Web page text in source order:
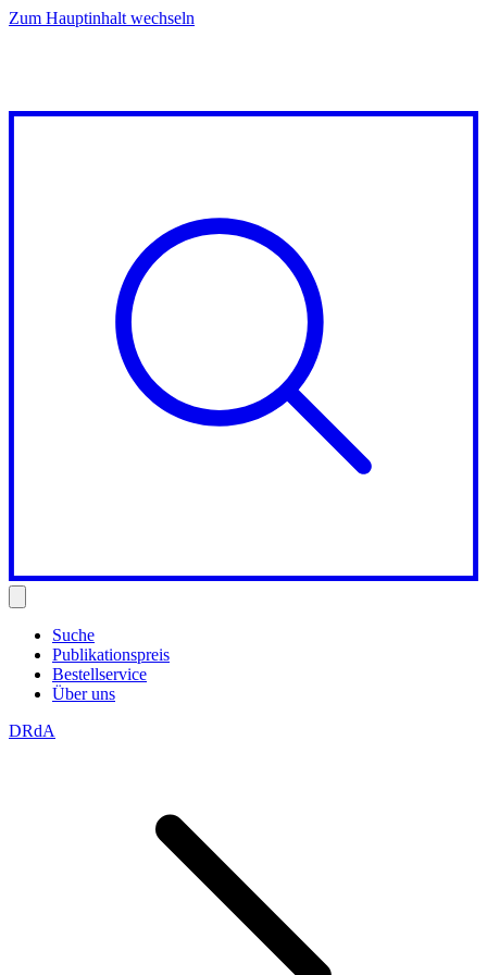
Zum Hauptinhalt wechseln
Suche
Publikationspreis
Bestellservice
Über uns
DRdA